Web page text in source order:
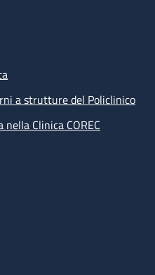
a strutture del Policlinico
Clinica COREC